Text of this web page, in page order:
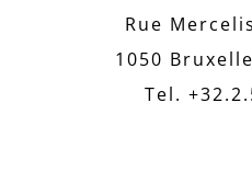
Rue
1050
Tel.